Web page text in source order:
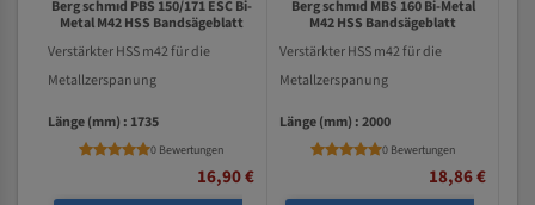
Berg schmıd PBS 150/171 ESC Bi-
Metal M42 HSS Bandsägeblatt
Verstärkter HSS m42 für die
Metallzerspanung
Länge (mm) : 1735
0 Bewertungen
16,90 €
Berg schmıd MBS 160 Bi-Metal
M42 HSS Bandsägeblatt
Verstärkter HSS m42 für die
Metallzerspanung
Länge (mm) : 2000
0 Bewertungen
18,86 €